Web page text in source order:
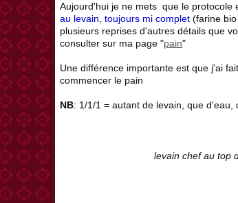
Aujourd'hui je ne mets que le protocole
au levain, toujours mi complet (farine
plusieurs reprises d'autres détails que
consulter sur ma page "pain"
Une différence importante est que j'ai
commencer le pain
NB: 1/1/1 = autant de levain, que d'eau,
levain chef au top